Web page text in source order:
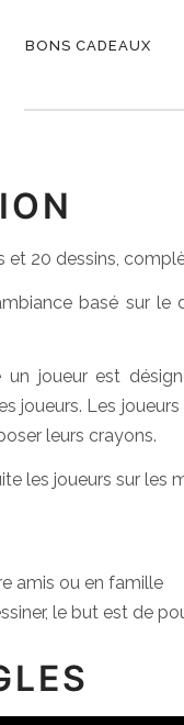
BONS CADEAUX
et 20 dessins,
basé sur le
joueur est
joueurs. Les
leurs crayons.
les joueurs sur les
amis ou en famille
le but est de